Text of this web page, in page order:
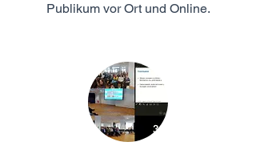
Publikum vor Ort und Online.